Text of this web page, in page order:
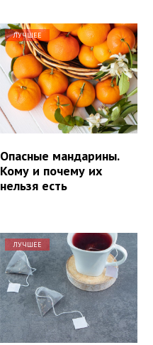
ЛУЧШЕЕ
Опасные мандарины.
Кому и почему их
нельзя есть
ЛУЧШЕЕ